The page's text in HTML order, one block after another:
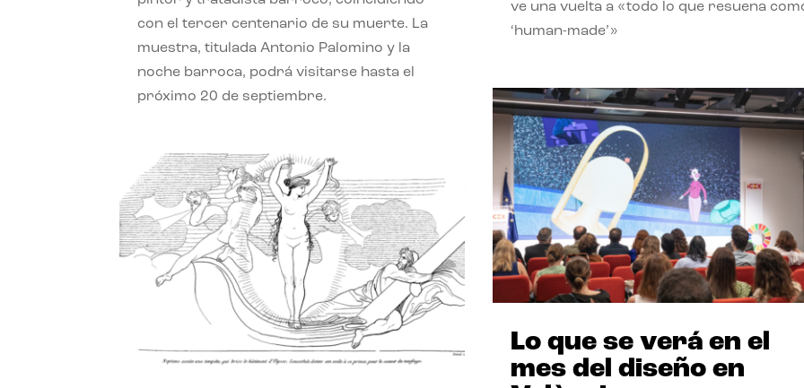
con el tercer centenario de su muerte. La
muestra, titulada Antonio Palomino y la
noche barroca, podrá visitarse hasta el
próximo 20 de septiembre.
ve una vuelta a «todo lo que resuena
‘human-made’»
Lo que se verá en el
mes del diseño en